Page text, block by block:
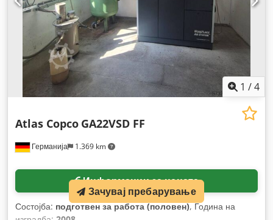
1 /4
Германија 1.369 km
Atlas Copco GA22VSD FF
Информации за цената
Состојба: подготвен за работа (половен), Година на
Зачувај пребарување